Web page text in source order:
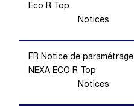
Eco R Top
Notices
FR Notice de paramétrage
NEXA ECO R Top
Notices